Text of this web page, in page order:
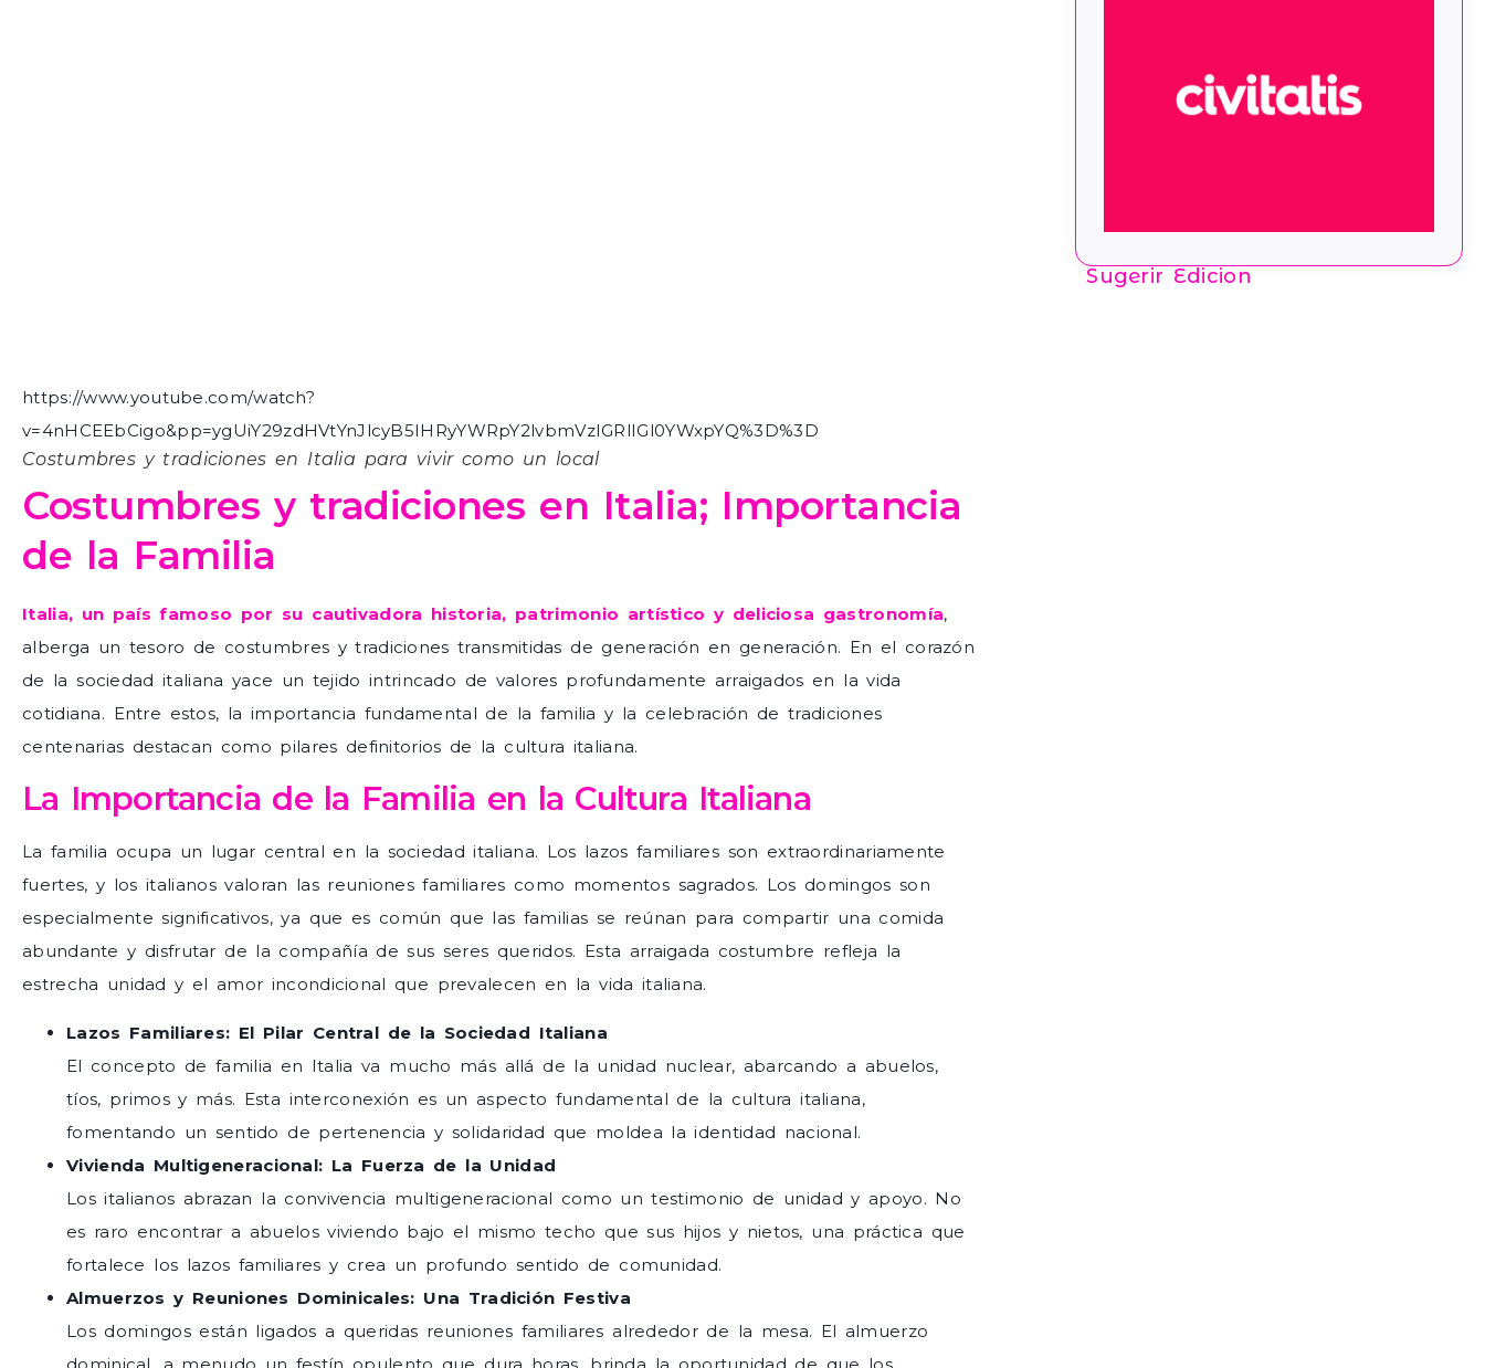
https://www.youtube.com/watch?
v=4nHCEEbCigo&pp=ygUiY29zdHVtYnJlcyB5IHRyYWRpY2lvbmVzIGRlIGl0YWxpYQ%3D%3D
Costumbres y tradiciones en Italia para vivir como un local
Costumbres y tradiciones en Italia; Importancia
de la Familia
Italia, un país famoso por su cautivadora historia, patrimonio artístico y deliciosa gastronomía,
alberga un tesoro de costumbres y tradiciones transmitidas de generación en generación. En el corazón
de la sociedad italiana yace un tejido intrincado de valores profundamente arraigados en la vida
cotidiana. Entre estos, la importancia fundamental de la familia y la celebración de tradiciones
centenarias destacan como pilares definitorios de la cultura italiana.
La Importancia de la Familia en la Cultura Italiana
La familia ocupa un lugar central en la sociedad italiana. Los lazos familiares son extraordinariamente
fuertes, y los italianos valoran las reuniones familiares como momentos sagrados. Los domingos son
especialmente significativos, ya que es común que las familias se reúnan para compartir una comida
abundante y disfrutar de la compañía de sus seres queridos. Esta arraigada costumbre refleja la
estrecha unidad y el amor incondicional que prevalecen en la vida italiana.
Lazos Familiares: El Pilar Central de la Sociedad Italiana
El concepto de familia en Italia va mucho más allá de la unidad nuclear, abarcando a abuelos,
tíos, primos y más. Esta interconexión es un aspecto fundamental de la cultura italiana,
fomentando un sentido de pertenencia y solidaridad que moldea la identidad nacional.
Vivienda Multigeneracional: La Fuerza de la Unidad
Los italianos abrazan la convivencia multigeneracional como un testimonio de unidad y apoyo. No
es raro encontrar a abuelos viviendo bajo el mismo techo que sus hijos y nietos, una práctica que
fortalece los lazos familiares y crea un profundo sentido de comunidad.
Almuerzos y Reuniones Dominicales: Una Tradición Festiva
Los domingos están ligados a queridas reuniones familiares alrededor de la mesa. El almuerzo
Sugerir Edicion